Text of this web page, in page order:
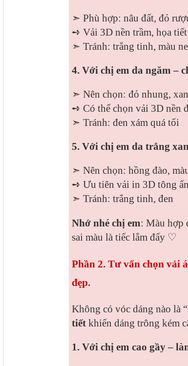
➣ Phù hợp: nâu đất, đỏ
➺ Vải 3D nền trầm, họa
➣ Tránh: trắng tinh, màu
4. Với chị em da ngăm –
➣ Nên chọn: đỏ nhung,
➺ Có thể chọn vải 3D nền
➣ Tránh: đen xám quá tối
5. Với chị em da trắng
➣ Nên chọn: hồng đào,
➺ Ưu tiên vải in 3D tông
➣ Tránh: trắng tinh, đen
Nhớ nhé chị em: Màu hợp
sai màu là tiếc lắm đấy ♡
Phần 2. Tư vấn chọn vải
đẹp.
Không có vóc dáng nào là
tiếtkhiến dáng trông kém
1. Với chị em cao gầy –